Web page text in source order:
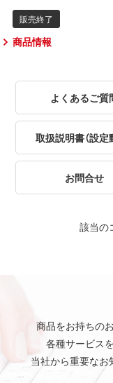
商品情報
よくあるご質
取扱説明書（設定
お問合せ
該当の
商品をお持ちの
各種サービス
当社から重要なお